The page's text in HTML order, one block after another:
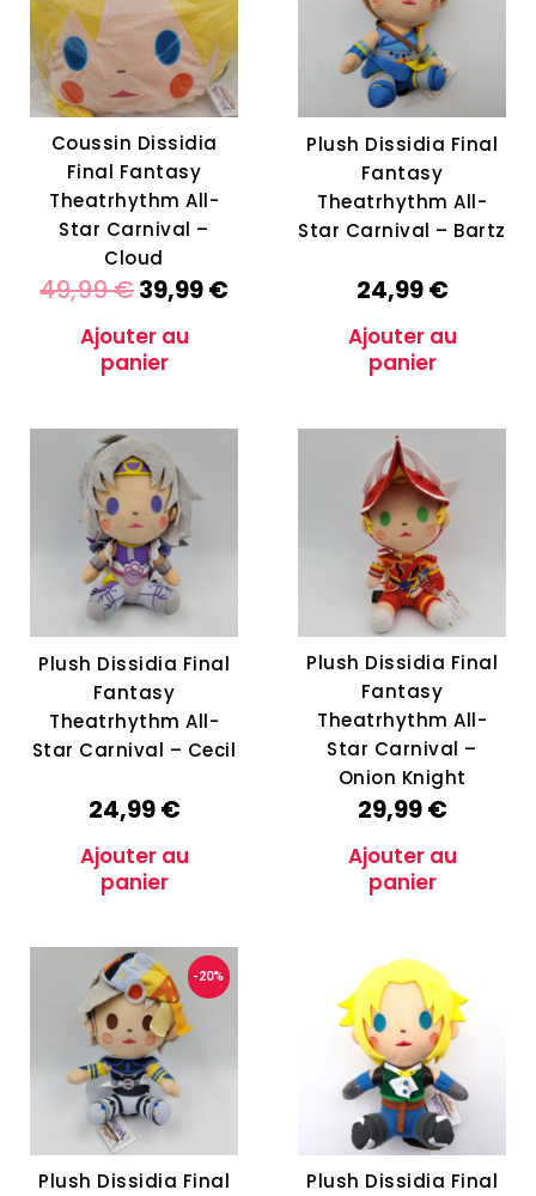
Coussin Dissidia
Final Fantasy
Theatrhythm All-
Star Carnival –
Cloud
49,99€39,99€
Ajouter au
panier
Plush Dissidia Final
Fantasy
Theatrhythm All-
Star Carnival – Bartz
24,99€
Ajouter au
panier
Plush Dissidia Final
Fantasy
Theatrhythm All-
Star Carnival – Cecil
24,99€
Ajouter au
panier
Plush Dissidia Final
Fantasy
Theatrhythm All-
Star Carnival –
Onion Knight
29,99€
Ajouter au
panier
-20%
Plush Dissidia Final
Plush Dissidia Final